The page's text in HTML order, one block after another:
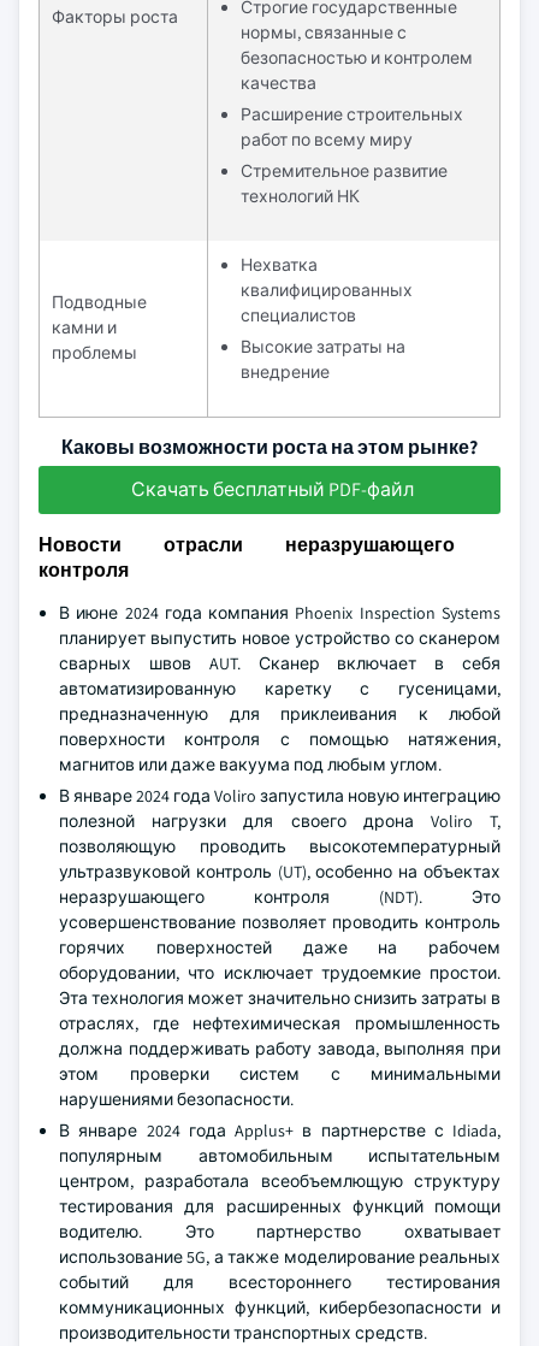
Факторы роста
Строгие государственные
нормы, связанные с
безопасностью и контролем
качества
Расширение строительных
работ по всему миру
Стремительное развитие
технологий НК
Подводные
камни и
проблемы
Нехватка
квалифицированных
специалистов
Высокие затраты на
внедрение
Каковы возможности роста на этом рынке?
Скачать бесплатный PDF-файл
Новости отрасли неразрушающего
контроля
В июне 2024 года компания Phoenix Inspection Systems
планирует выпустить новое устройство со сканером
сварных швов AUT. Сканер включает в себя
автоматизированную каретку с гусеницами,
предназначенную для приклеивания к любой
поверхности контроля с помощью натяжения,
магнитов или даже вакуума под любым углом.
В январе 2024 года Voliro запустила новую интеграцию
полезной нагрузки для своего дрона Voliro T,
позволяющую проводить высокотемпературный
ультразвуковой контроль (UT), особенно на объектах
неразрушающего контроля (NDT). Это
усовершенствование позволяет проводить контроль
горячих поверхностей даже на рабочем
оборудовании, что исключает трудоемкие простои.
Эта технология может значительно снизить затраты в
отраслях, где нефтехимическая промышленность
должна поддерживать работу завода, выполняя при
этом проверки систем с минимальными
нарушениями безопасности.
В январе 2024 года Applus+ в партнерстве с Idiada,
популярным автомобильным испытательным
центром, разработала всеобъемлющую структуру
тестирования для расширенных функций помощи
водителю. Это партнерство охватывает
использование 5G, а также моделирование реальных
событий для всестороннего тестирования
коммуникационных функций, кибербезопасности и
производительности транспортных средств.